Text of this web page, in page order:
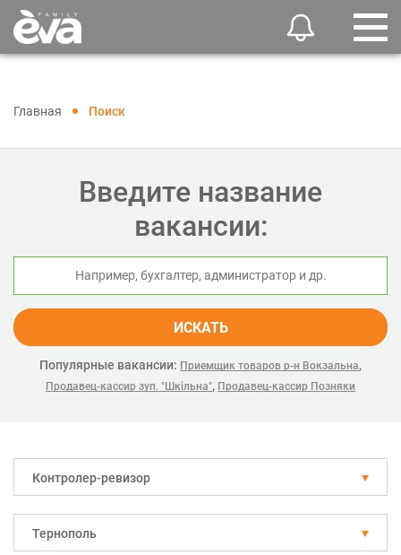
Главная Поиск
Введите название
вакансии:
ИСКАТЬ
Популярные вакансии: Приемщик товаров р-н Вокзальна,
Продавец-кассир зуп. "Шкільна", Продавец-кассир Позняки
Контролер-ревизор
Тернополь